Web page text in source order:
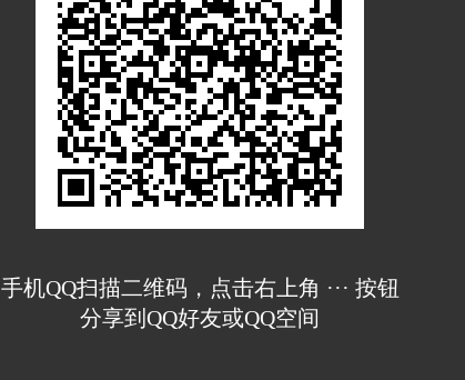
手机QQ扫描二维码，点击右上角 ··· 按钮
分享到QQ好友或QQ空间